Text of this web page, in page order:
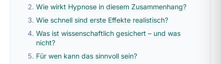
Wie wirkt Hypnose in diesem Zusammenhang?
Wie schnell sind erste Effekte realistisch?
Was ist wissenschaftlich gesichert – und was
nicht?
Für wen kann das sinnvoll sein?